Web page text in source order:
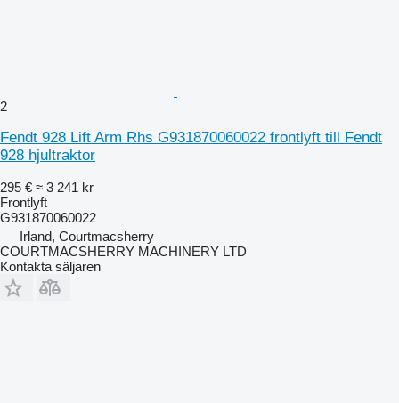
2
Fendt 928 Lift Arm Rhs G931870060022 frontlyft till Fendt
928 hjultraktor
295 € ≈ 3 241 kr
Frontlyft
G931870060022
Irland, Courtmacsherry
COURTMACSHERRY MACHINERY LTD
Kontakta säljaren